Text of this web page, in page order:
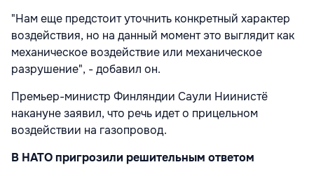
"Нам еще предстоит уточнить конкретный характер
воздействия, но на данный момент это выглядит как
механическое воздействие или механическое
разрушение", - добавил он.
Премьер-министр Финляндии Саули Ниинистё
накануне заявил, что речь идет о прицельном
воздействии на газопровод.
В НАТО пригрозили решительным ответом